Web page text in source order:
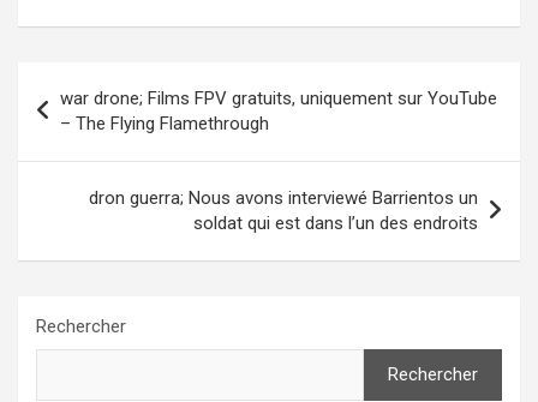
de
l’article
war drone; Films FPV gratuits, uniquement sur YouTube
– The Flying Flamethrough
dron guerra; Nous avons interviewé Barrientos un
soldat qui est dans l’un des endroits
Rechercher
Rechercher